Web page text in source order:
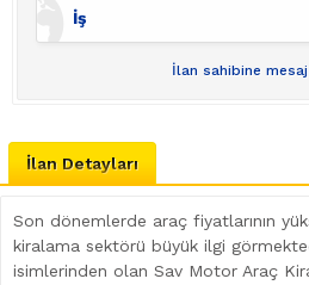
İş
İlan sahibine
İlan Detayları
Son dönemlerde araç fiyatlarının
kiralama sektörü büyük ilgi
isimlerinden olan Sav Motor Araç